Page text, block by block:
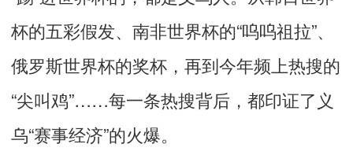
杯的五彩假发、南非世界杯的“呜呜祖拉”、
俄罗斯世界杯的奖杯，再到今年频上热搜的
“尖叫鸡”……每一条热搜背后，都印证了义
乌“赛事经济”的火爆。